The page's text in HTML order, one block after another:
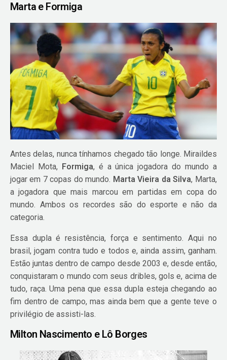
Marta e Formiga
Antes delas, nunca tínhamos chegado tão longe. Miraildes
Maciel Mota, Formiga, é a única jogadora do mundo a
jogar em 7 copas do mundo. Marta Vieira da Silva, Marta,
a jogadora que mais marcou em partidas em copa do
mundo. Ambos os recordes são do esporte e não da
categoria.
Essa dupla é resistência, força e sentimento. Aqui no
brasil, jogam contra tudo e todos e, ainda assim, ganham.
Estão juntas dentro de campo desde 2003 e, desde então,
conquistaram o mundo com seus dribles, gols e, acima de
tudo, raça. Uma pena que essa dupla esteja chegando ao
fim dentro de campo, mas ainda bem que a gente teve o
privilégio de assisti-las.
Milton Nascimento e Lô Borges